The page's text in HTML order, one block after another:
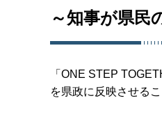
～知事が県民
「ONE STEP
を県政に反映させる